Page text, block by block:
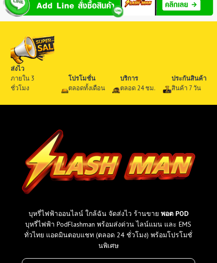
ส่งไว
ภายใน 3
ชั่วโมง
โปรโมชั่น
ตลอดทั้งเดือน
บริการ
ตลอด 24 ชม.
ประกันสินค้า
สินค้า 7 วัน
บุหรี่ไฟฟ้าออนไลน์ ใกล้ฉัน จัดส่งไว ร้านขาย พอต POD
บุหรี่ไฟฟ้า PodFlashman พร้อมส่งด่วน ไลน์แมน และ EMS
ทั่วไทย แอดมินตอบแชท (ตลอด 24 ชั่วโมง) พร้อมโปรโมชั่
นพิเศษ